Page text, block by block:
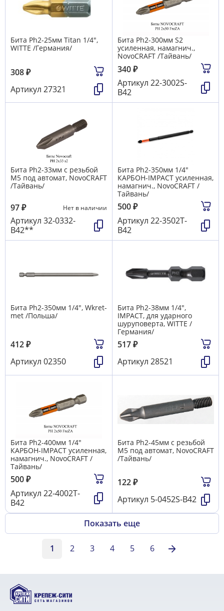
Бита Ph2-25мм Titan 1/4",
WITTE /Германия/
308₽
Артикул 27321
Бита Ph2-300мм S2
усиленная, намагнич.,
NovoCRAFT /Тайвань/
340₽
Артикул 22-3002S-
B42
Бита Ph2-33мм с резьбой
М5 под автомат, NovoCRAFT
/Тайвань/
97₽ Нет в наличии
Артикул 32-0332-
B42**
Бита Ph2-350мм 1/4"
КАРБОН-IMPACT усиленная,
намагнич., NovoCRAFT /
Тайвань/
500₽
Артикул 22-3502T-
B42
Бита Ph2-350мм 1/4", Wkret-
met /Польша/
412₽
Артикул 02350
Бита Ph2-38мм 1/4",
IMPACT, для ударного
шуруповерта, WITTE /
Германия/
517₽
Артикул 28521
Бита Ph2-400мм 1/4"
КАРБОН-IMPACT усиленная,
намагнич., NovoCRAFT /
Тайвань/
500₽
Артикул 22-4002T-
B42
Бита Ph2-45мм с резьбой
М5 под автомат, NovoCRAFT
/Тайвань/
122₽
Артикул 5-0452S-В42
Показать еще
1 2 3 4 5 6